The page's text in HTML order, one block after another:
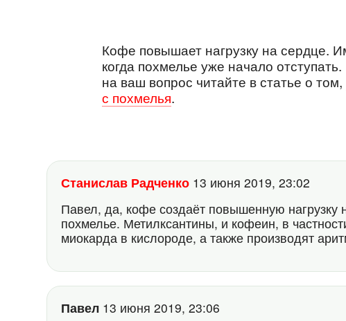
Кофе повышает нагрузку на сердце.
когда похмелье уже начало
на ваш вопрос читайте в статье о том,
с похмелья.
Станислав Радченко 13 июня 2019, 23:02
Павел, да, кофе создаёт повышенную нагрузку
похмелье. Метилксантины, и кофеин, в
миокарда в кислороде, а также производят
Павел 13 июня 2019, 23:06